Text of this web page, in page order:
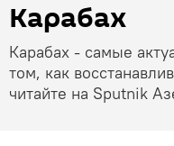
Карабах
Карабах - самые
том, как
читайте на Sputnik